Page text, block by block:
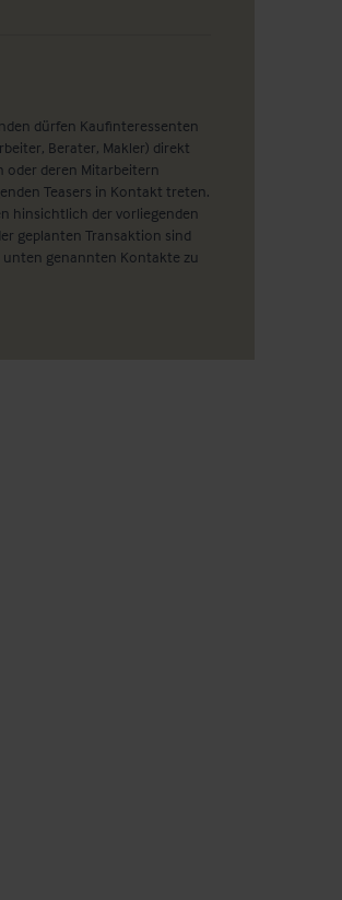
dürfen Kaufinteressenten
Berater, Makler) direkt
oder deren Mitarbeitern
Teasers in Kontakt treten.
hinsichtlich der vorliegenden
geplanten Transaktion sind
unten genannten Kontakte zu